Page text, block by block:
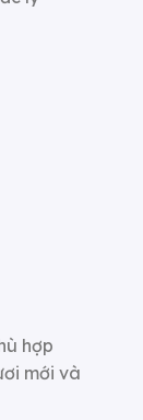
hợp
mới và